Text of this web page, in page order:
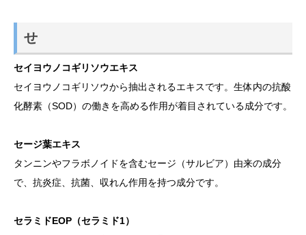
せ
セイヨウノコギリソウエキス
セイヨウノコギリソウから抽出されるエキスです。生体内の抗酸
化酵素（SOD）の働きを高める作用が着目されている成分です。
セージ葉エキス
タンニンやフラボノイドを含むセージ（サルビア）由来の成分
で、抗炎症、抗菌、収れん作用を持つ成分です。
セラミドEOP（セラミド1）